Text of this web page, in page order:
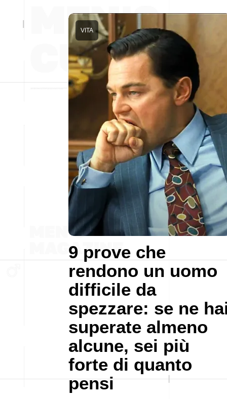
9 prove che
rendono un uomo
difficile da
spezzare: se ne
superate almeno
alcune, sei più
forte di quanto
pensi
VITA